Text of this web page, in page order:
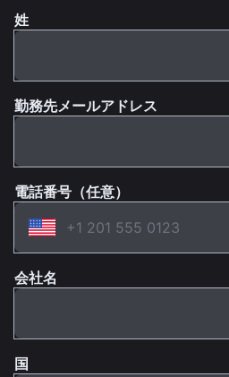
姓
勤務先メールアドレス
電話番号（任意）
会社名
国